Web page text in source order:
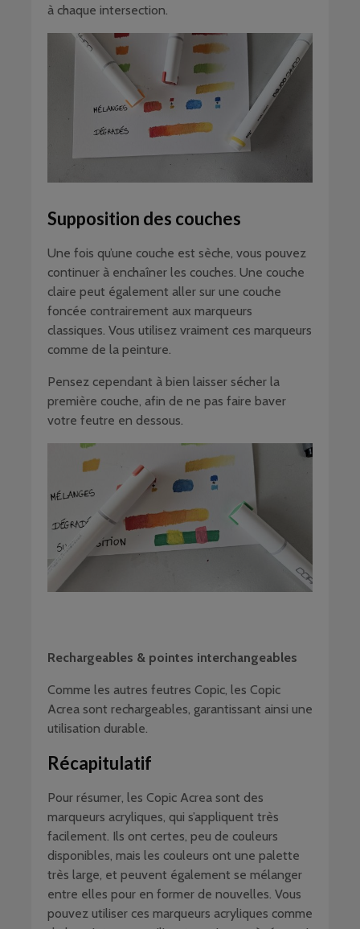
à chaque intersection.
Supposition des couches
Une fois qu’une couche est sèche, vous pouvez
continuer à enchaîner les couches. Une couche
claire peut également aller sur une couche
foncée contrairement aux marqueurs
classiques. Vous utilisez vraiment ces marqueurs
comme de la peinture.
Pensez cependant à bien laisser sécher la
première couche, afin de ne pas faire baver
votre feutre en dessous.
Rechargeables & pointes interchangeables
Comme les autres feutres Copic, les Copic
Acrea sont rechargeables, garantissant ainsi une
utilisation durable.
Récapitulatif
Pour résumer, les Copic Acrea sont des
marqueurs acryliques, qui s’appliquent très
facilement. Ils ont certes, peu de couleurs
disponibles, mais les couleurs ont une palette
très large, et peuvent également se mélanger
entre elles pour en former de nouvelles. Vous
pouvez utiliser ces marqueurs acryliques comme